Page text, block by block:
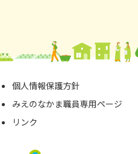
個⼈情報保護⽅針
みえのなかま職員専⽤ページ
リンク